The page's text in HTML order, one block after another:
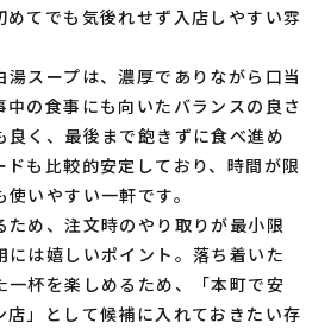
めてでも気後れせず入店しやすい雰
スープは、濃厚でありながら口当
中の食事にも向いたバランスの良さ
良く、最後まで飽きずに食べ進め
ドも比較的安定しており、時間が限
いやすい一軒です。
ため、注文時のやり取りが最小限
には嬉しいポイント。落ち着いた
一杯を楽しめるため、「本町で安
店」として候補に入れておきたい存